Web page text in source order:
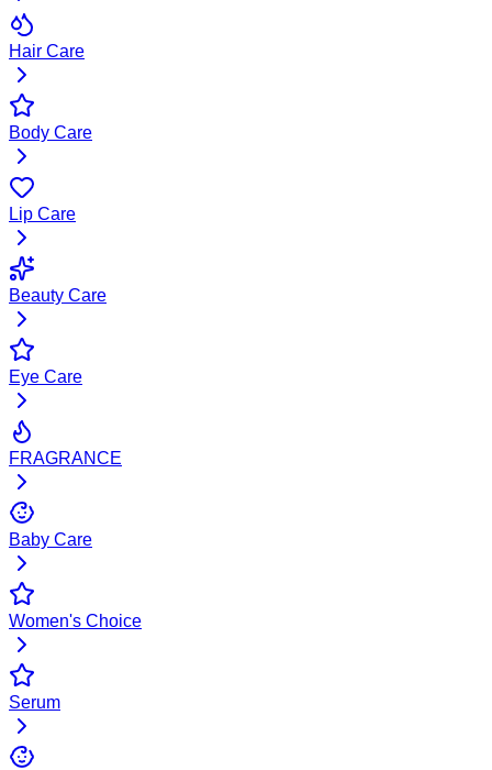
Hair Care
Body Care
Lip Care
Beauty Care
Eye Care
FRAGRANCE
Baby Care
Women's Choice
Serum